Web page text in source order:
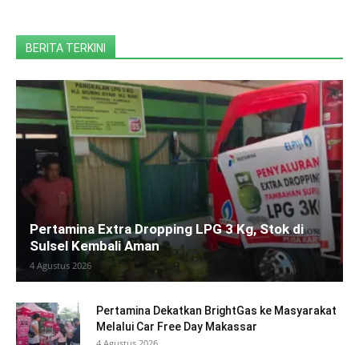
BERITA TERKINI
Pertamina Extra Dropping LPG 3 Kg, Stok di
Sulsel Kembali Aman
4 Agustus 2026
Pertamina Dekatkan BrightGas ke Masyarakat
Melalui Car Free Day Makassar